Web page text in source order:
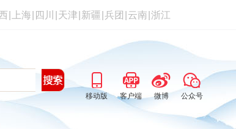
上海 四川 天津 新疆 兵团 云南 浙江
移动版 客户端 微博 公众号